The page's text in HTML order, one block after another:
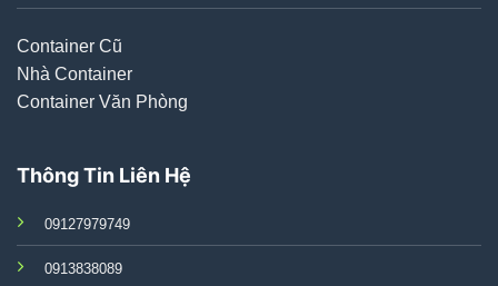
Container Cũ
Nhà Container
Container Văn Phòng
Thông Tin Liên Hệ
09127979749
0913838089